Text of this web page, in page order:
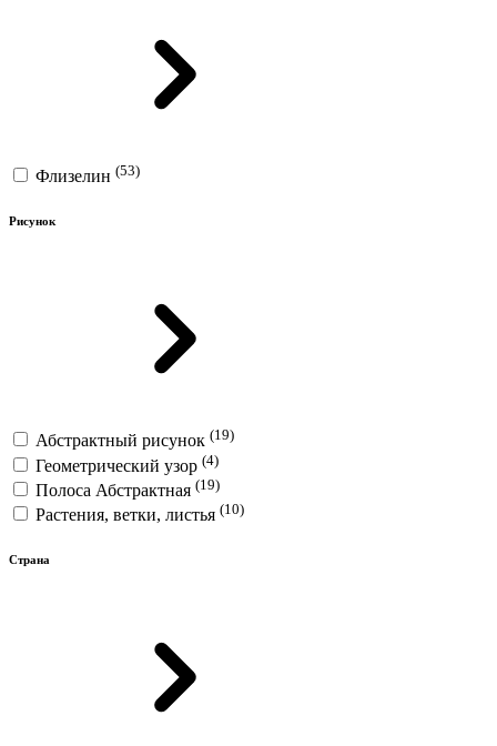
Флизелин (53)
Рисунок
Абстрактный рисунок (19)
Геометрический узор (4)
Полоса Абстрактная (19)
Растения, ветки, листья (10)
Страна